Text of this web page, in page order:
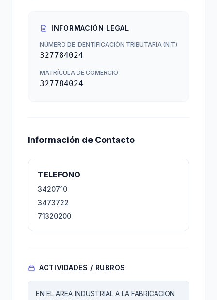
INFORMACIÓN LEGAL
NÚMERO DE IDENTIFICACIÓN TRIBUTARIA (NIT)
327784024
MATRÍCULA DE COMERCIO
327784024
Información de Contacto
TELEFONO
3420710
3473722
71320200
ACTIVIDADES / RUBROS
EN EL AREA INDUSTRIAL A LA FABRICACION